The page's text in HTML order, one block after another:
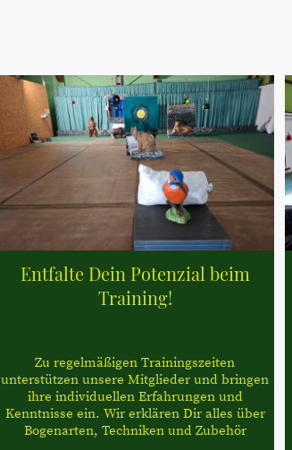
Entfalte Dein Potenzial beim
Training!
Zu regelmäßigen Trainingszeiten
unterstützen unsere Mitglieder und bringen
ihre individuellen Erfahrungen und
Kenntnisse ein. Wir erklären Dir alles über
Bogenarten, Techniken und Zubehör